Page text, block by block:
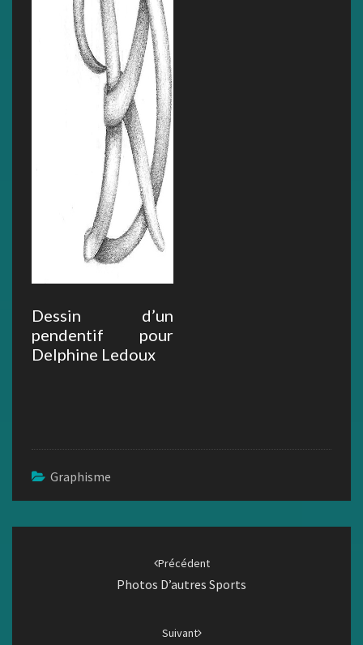
Dessin d’un
pendentif pour
Delphine Ledoux
Graphisme
Précédent
Photos D’autres Sports
Suivant